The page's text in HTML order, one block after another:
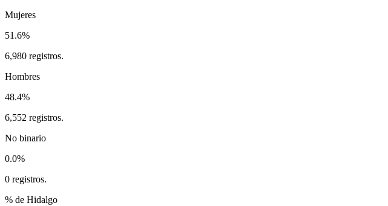
Mujeres
51.6%
6,980 registros.
Hombres
48.4%
6,552 registros.
No binario
0.0%
0 registros.
% de Hidalgo